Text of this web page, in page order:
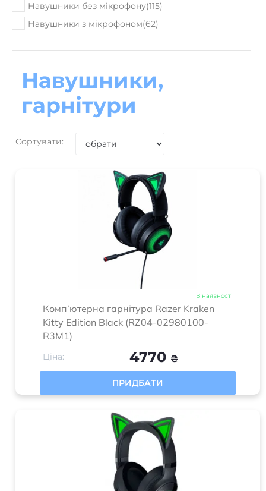
Навушники без мікрофону(115)
Навушники з мікрофоном(62)
Навушники,
гарнітури
Сортувати:
В наявності
Комп’ютерна гарнітура Razer Kraken
Kitty Edition Black (RZ04-02980100-
R3M1)
Ціна: 4770 ₴
ПРИДБАТИ